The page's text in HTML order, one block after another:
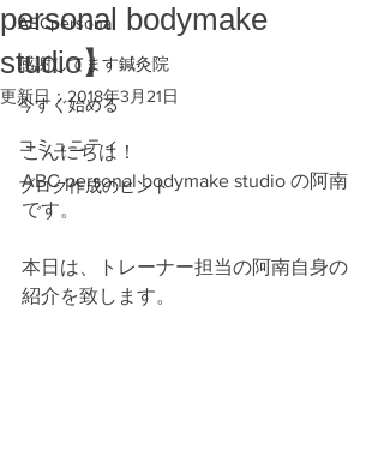
ABCpersonal
感謝してます鍼灸院
今すぐ始める
コミュニティ
ブログ作成のヒント
personal bodymake
studio】
更新日：2018年3月21日
こんにちは！
ABC personal bodymake studio の阿南
です。
本日は、トレーナー担当の阿南自身の
紹介を致します。